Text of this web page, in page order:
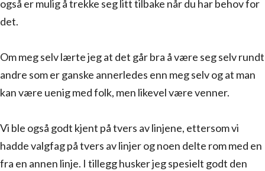
også er mulig å trekke seg litt tilbake når du har behov for
det.
Om meg selv lærte jeg at det går bra å være seg selv rundt
andre som er ganske annerledes enn meg selv og at man
kan være uenig med folk, men likevel være venner.
Vi ble også godt kjent på tvers av linjene, ettersom vi
hadde valgfag på tvers av linjer og noen delte rom med en
fra en annen linje. I tillegg husker jeg spesielt godt den